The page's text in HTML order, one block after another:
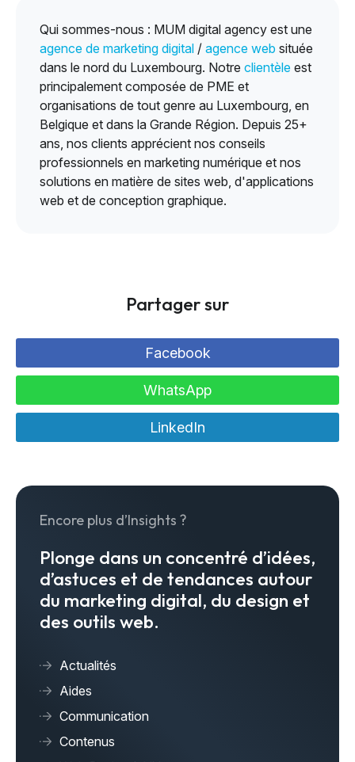
Qui sommes-nous : MUM digital agency est une
agence de marketing digital / agence web située
dans le nord du Luxembourg. Notre clientèle est
principalement composée de PME et
organisations de tout genre au Luxembourg, en
Belgique et dans la Grande Région. Depuis 25+
ans, nos clients apprécient nos conseils
professionnels en marketing numérique et nos
solutions en matière de sites web, d'applications
web et de conception graphique.
Partager sur
Facebook
WhatsApp
LinkedIn
Encore plus d’Insights ?
Plonge dans un concentré d’idées,
d’astuces et de tendances autour
du marketing digital, du design et
des outils web.
Actualités
Aides
Communication
Contenus